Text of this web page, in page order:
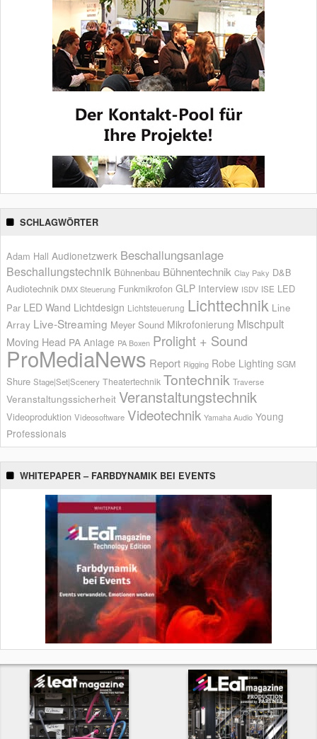
SCHLAGWÖRTER
Adam Hall Audionetzwerk Beschallungsanlage
Beschallungstechnik Bühnenbau Bühnentechnik Clay Paky D&B
Audiotechnik DMX Steuerung Funkmikrofon GLP Interview ISDV ISE LED
Par LED Wand Lichtdesign Lichtsteuerung Lichttechnik Line
Array Live-Streaming Meyer Sound Mikrofonierung Mischpult
Moving Head PA Anlage PA Boxen Prolight + Sound
ProMediaNews Report Rigging Robe Lighting SGM
Shure Stage|Set|Scenery Theatertechnik Tontechnik Traverse
Veranstaltungssicherheit Veranstaltungstechnik
Videoproduktion Videosoftware Videotechnik Yamaha Audio Young
Professionals
WHITEPAPER – FARBDYNAMIK BEI EVENTS